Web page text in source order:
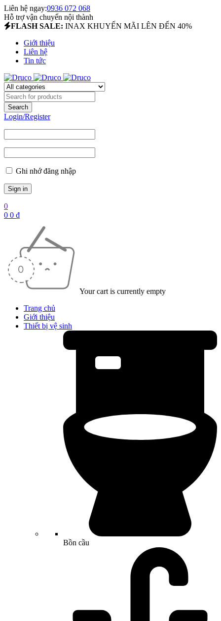
Liên hệ ngay:0936 072 068
Hỗ trợ vận chuyển nội thành
FLASH SALE: INAX KHUYẾN MÃI LÊN ĐẾN 40%
Giới thiệu
Liên hệ
Tin tức
Login/Register
Ghi nhớ đăng nhập
0
0 0 ₫
Your cart is currently empty
Trang chủ
Giới thiệu
Thiết bị vệ sinh
Bồn cầu